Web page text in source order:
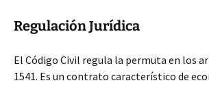
Regulación Jurídica
El Código Civil regula la permuta en los
1541. Es un contrato característico de